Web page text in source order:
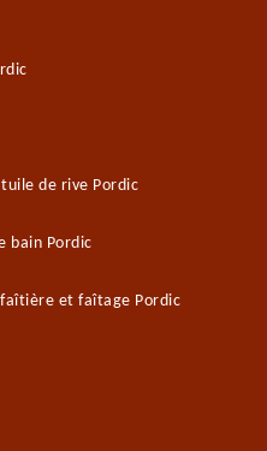
de rive Pordic
bain Pordic
et faîtage Pordic